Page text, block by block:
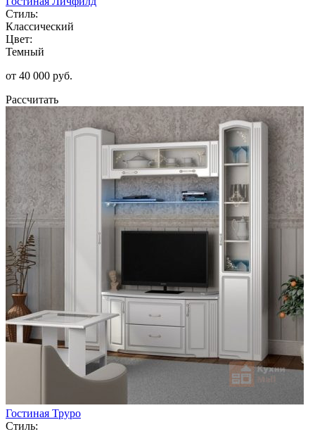
Стиль:
Классический
Цвет:
Темный
от 40 000 руб.
Рассчитать
Гостиная Труро
Стиль: